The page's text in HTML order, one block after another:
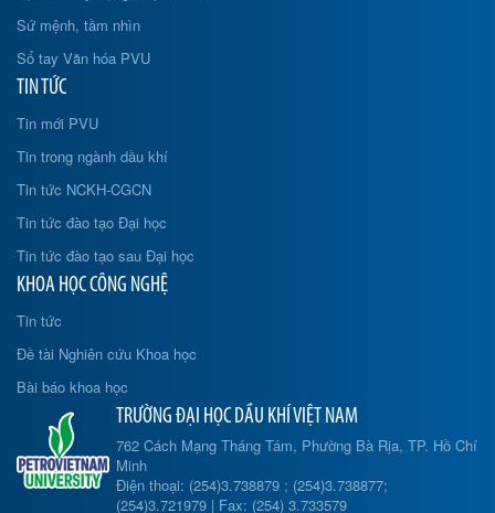
Sứ mệnh, tầm nhìn
Sổ tay Văn hóa PVU
TIN TỨC
Tin mới PVU
Tin trong ngành dầu khí
Tin tức NCKH-CGCN
Tin tức đào tạo Đại học
Tin tức đào tạo sau Đại học
KHOA HỌC CÔNG NGHỆ
Tin tức
Đề tài Nghiên cứu Khoa học
Bài báo khoa học
TRƯỜNG ĐẠI HỌC DẦU KHÍ VIỆT NAM
762 Cách Mạng Tháng Tám, Phường Bà Rịa, TP. Hồ Chí
Minh
Điện thoại: (254)3.738879 ; (254)3.738877;
(254)3.721979 | Fax: (254) 3.733579